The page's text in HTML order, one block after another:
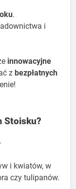
.
i
innowacyjne
z bezpłatnych
Stoisku?
i kwiatów, w
czy tulipanów.